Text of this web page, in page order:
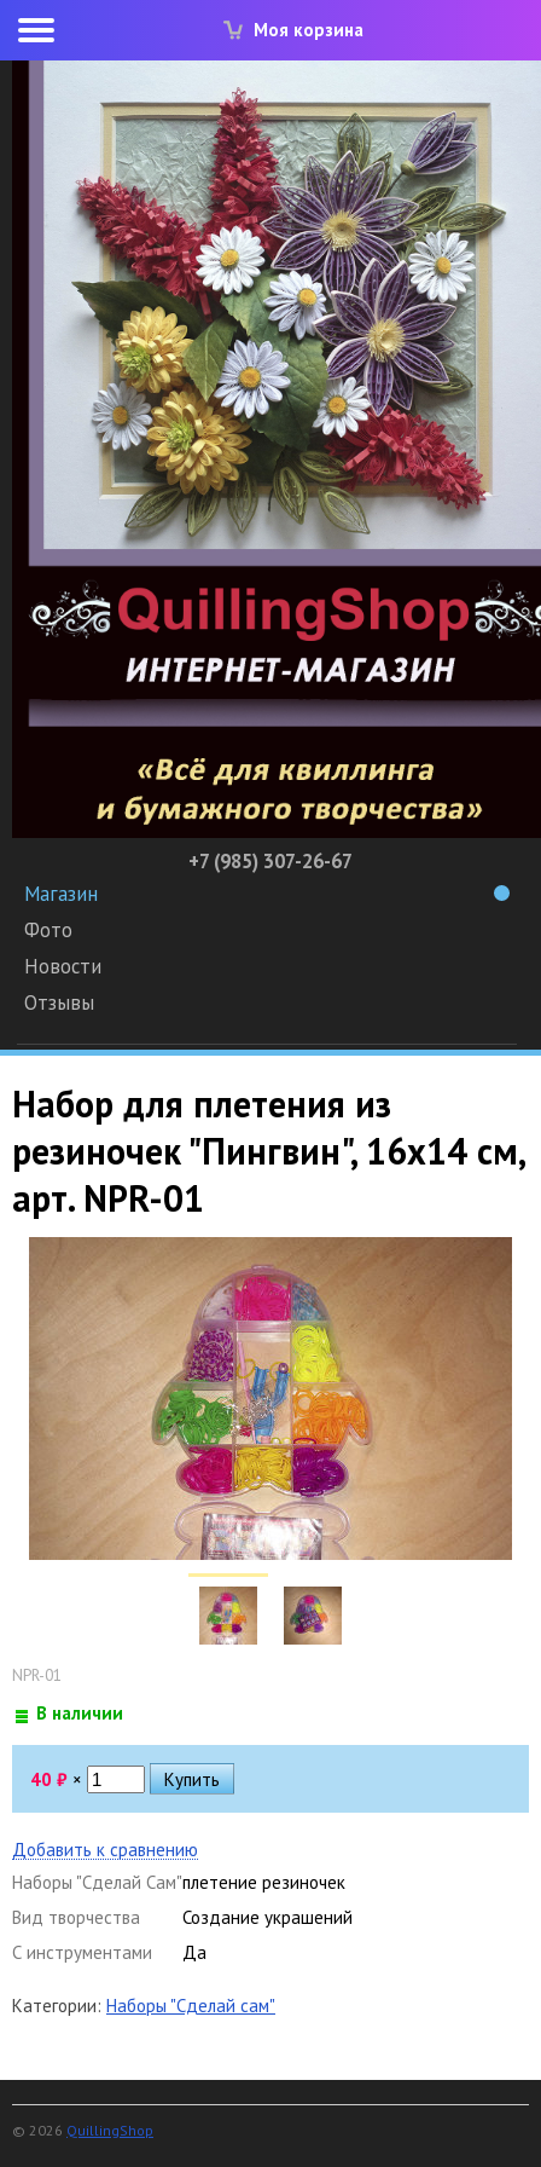
Моя корзина
+7 (985) 307-26-67
Магазин
Фото
Новости
Отзывы
Набор для плетения из
резиночек "Пингвин", 16х14 см,
арт. NPR-01
NPR-01
В наличии
40 ₽ ×
Добавить к сравнению
Наборы "Сделай Сам"плетение резиночек
Вид творчества
Создание украшений
С инструментами
Да
Категории: Наборы "Сделай сам"
© 2026 QuillingShop